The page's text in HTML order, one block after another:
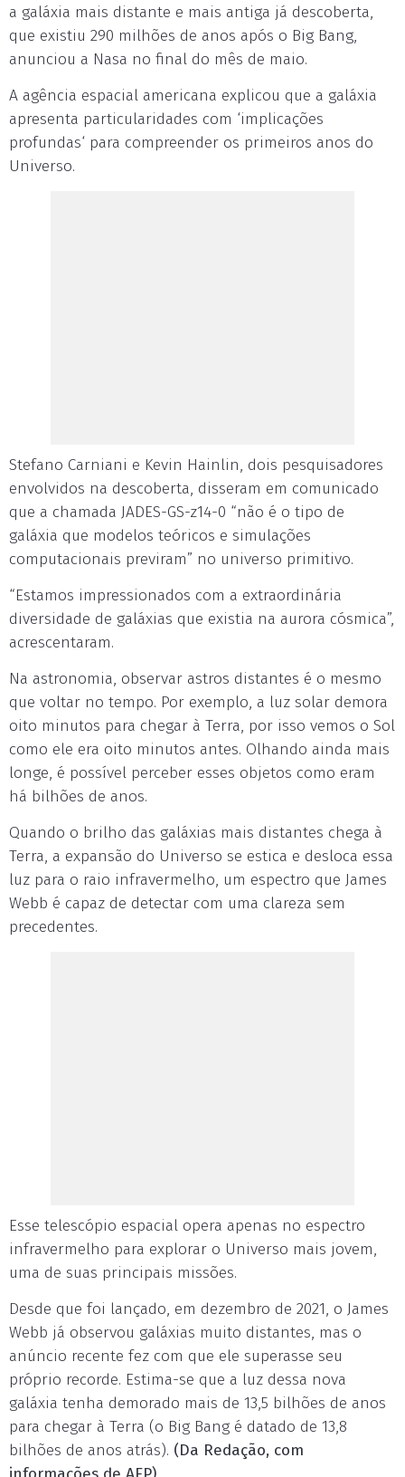
a galáxia mais distante e mais antiga já descoberta,
que existiu 290 milhões de anos após o Big Bang,
anunciou a Nasa no final do mês de maio.
A agência espacial americana explicou que a galáxia
apresenta particularidades com ‘implicações
profundas‘ para compreender os primeiros anos do
Universo.
Stefano Carniani e Kevin Hainlin, dois pesquisadores
envolvidos na descoberta, disseram em comunicado
que a chamada JADES-GS-z14-0 “não é o tipo de
galáxia que modelos teóricos e simulações
computacionais previram” no universo primitivo.
“Estamos impressionados com a extraordinária
diversidade de galáxias que existia na aurora cósmica”,
acrescentaram.
Na astronomia, observar astros distantes é o mesmo
que voltar no tempo. Por exemplo, a luz solar demora
oito minutos para chegar à Terra, por isso vemos o Sol
como ele era oito minutos antes. Olhando ainda mais
longe, é possível perceber esses objetos como eram
há bilhões de anos.
Quando o brilho das galáxias mais distantes chega à
Terra, a expansão do Universo se estica e desloca essa
luz para o raio infravermelho, um espectro que James
Webb é capaz de detectar com uma clareza sem
precedentes.
Esse telescópio espacial opera apenas no espectro
infravermelho para explorar o Universo mais jovem,
uma de suas principais missões.
Desde que foi lançado, em dezembro de 2021, o James
Webb já observou galáxias muito distantes, mas o
anúncio recente fez com que ele superasse seu
próprio recorde. Estima-se que a luz dessa nova
galáxia tenha demorado mais de 13,5 bilhões de anos
para chegar à Terra (o Big Bang é datado de 13,8
bilhões de anos atrás). (Da Redação, com